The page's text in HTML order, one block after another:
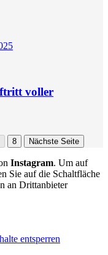
voller
8 Nächste Seite
Instagram. Um auf
Sie auf die Schaltfläche
an Drittanbieter
entsperren